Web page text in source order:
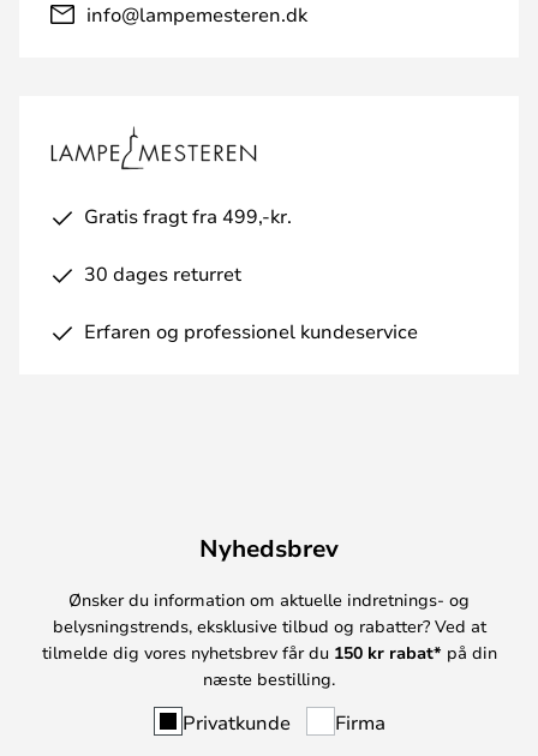
info@lampemesteren.dk
Gratis fragt fra 499,-kr.
30 dages returret
Erfaren og professionel kundeservice
Nyhedsbrev
Ønsker du information om aktuelle indretnings- og
belysningstrends, eksklusive tilbud og rabatter? Ved at
tilmelde dig vores nyhetsbrev får du 150 kr rabat* på din
næste bestilling.
Privatkunde Firma